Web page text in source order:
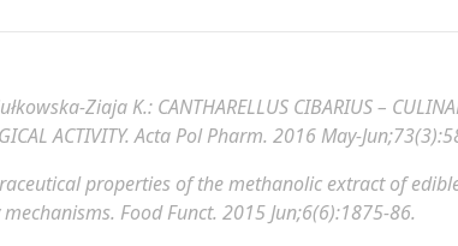
Ziaja K.: CANTHARELLUS CIBARIUS –
ACTIVITY.Acta Pol Pharm. 2016 May-
properties of the methanolic extract of
Food Funct. 2015 Jun;6(6):1875-86.